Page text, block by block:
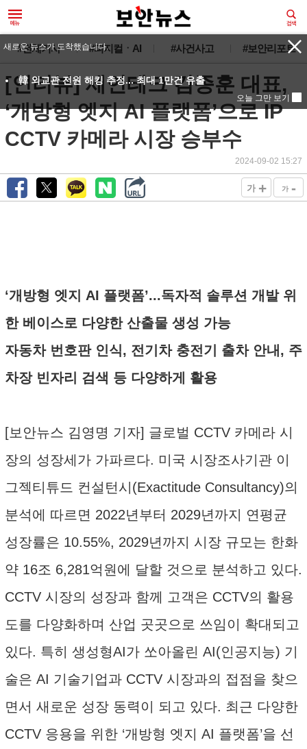
#전체기사 #피지컬ㆍAI #사건사고 #보안리포트
[인터뷰] 세연테크 김종훈 대표,
‘개방형 엣지 AI 플랫폼’으로 IP
CCTV 카메라 시장 승부수
2024-09-02 15:27
가 + 가 -
‘개방형 엣지 AI 플랫폼’...독자적 솔루션 개발 위
한 베이스로 다양한 산출물 생성 가능
자동차 번호판 인식, 전기차 충전기 출차 안내, 주
차장 빈자리 검색 등 다양하게 활용
[보안뉴스 김영명 기자] 글로벌 CCTV 카메라 시
장의 성장세가 가파르다. 미국 시장조사기관 이
그젝티튜드 컨설턴시(Exactitude Consultancy)의
분석에 따르면 2022년부터 2029년까지 연평균
성장률은 10.55%, 2029년까지 시장 규모는 한화
약 16조 6,281억원에 달할 것으로 분석하고 있다.
CCTV 시장의 성장과 함께 고객은 CCTV의 활용
도를 다양화하며 산업 곳곳으로 쓰임이 확대되고
있다. 특히 생성형AI가 쏘아올린 AI(인공지능) 기
술은 AI 기술기업과 CCTV 시장과의 접점을 찾으
면서 새로운 성장 동력이 되고 있다. 최근 다양한
CCTV 응용을 위한 ‘개방형 엣지 AI 플랫폼’을 선
새로운 뉴스가 도착했습니다.
韓 외교관 전원 해킹 추정... 최대 1만건 유출
오늘 그만 보기